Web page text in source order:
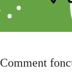
Comment